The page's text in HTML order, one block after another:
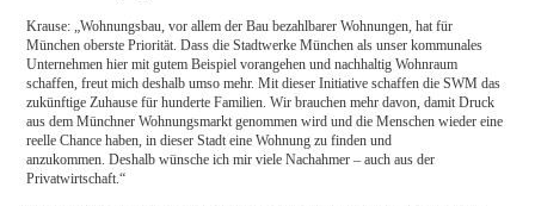
Krause: „Wohnungsbau, vor allem der Bau bezahlbarer Wohnungen, hat für
München oberste Priorität. Dass die Stadtwerke München als unser kommunales
Unternehmen hier mit gutem Beispiel vorangehen und nachhaltig Wohnraum
schaffen, freut mich deshalb umso mehr. Mit dieser Initiative schaffen die SWM das
zukünftige Zuhause für hunderte Familien. Wir brauchen mehr davon, damit Druck
aus dem Münchner Wohnungsmarkt genommen wird und die Menschen wieder eine
reelle Chance haben, in dieser Stadt eine Wohnung zu finden und
anzukommen. Deshalb wünsche ich mir viele Nachahmer – auch aus der
Privatwirtschaft.“